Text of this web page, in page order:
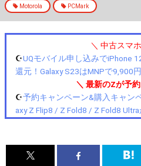
Motorola PCMark
＼ 中古スマ
☪️UQモバイル申し込みでiPhone
還元！Galaxy S23はMNPで9,900円
＼ 最新のZが予
☪️予約キャンペーン&購入キャン
axy Z Flip8 / Z Fold8 / Z Fold8